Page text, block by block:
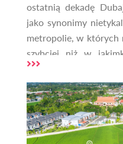
ostatnią dekadę
jako synonimy
metropolie, w których
szybciej niż w
świecie, przyciągały
kapitału. Jednak
weryfikację tego
Wschodzie, która
Perskiej, a w